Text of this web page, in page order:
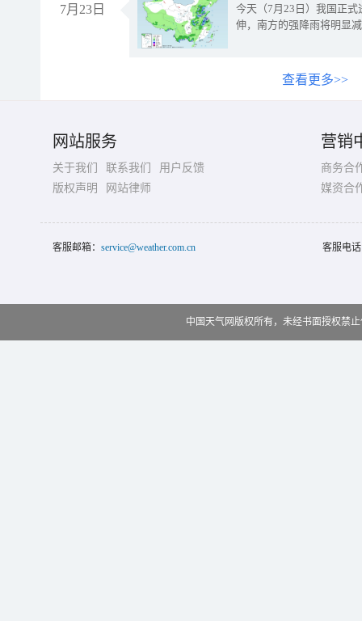
7月23日
今天（7月23日）我国正
伸，南方的强降雨将明显
查看更多>>
网站服务
关于我们 联系我们
用户反馈
版权声明
网站律师
营销
商务合
媒资合
客服邮箱： service@weather.com.cn 客服电
中国天气网版权所有，未经书面授权